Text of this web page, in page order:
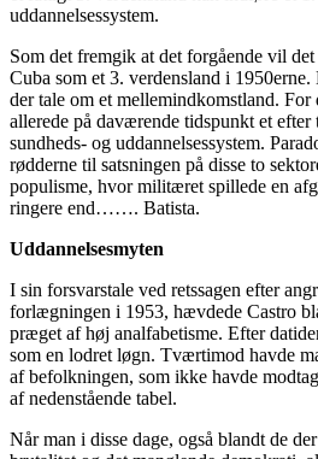
uddannelsessystem.
Som det fremgik at det forgående vil
Cuba som et 3. verdensland i
der tale om et mellemindkomstland. For
allerede på daværende tidspunkt et
sundheds- og uddannelsessystem.
rødderne til satsningen på disse to
populisme, hvor militæret spillede en
ringere end……. Batista.
Uddannelsesmyten
I sin forsvarstale ved retssagen efter
forlægningen i 1953, hævdede Castro
præget af høj analfabetisme. Efter
som en lodret løgn. Tværtimod havde
af befolkningen, som ikke havde
af nedenstående tabel.
Når man i disse dage, også blandt de